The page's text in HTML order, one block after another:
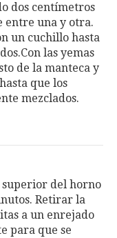
dos centímetros
entre una y otra.
un cuchillo hasta
las yemas
de la manteca y
que los
mezclados.
del horno
Retirar la
a un enrejado
para que se